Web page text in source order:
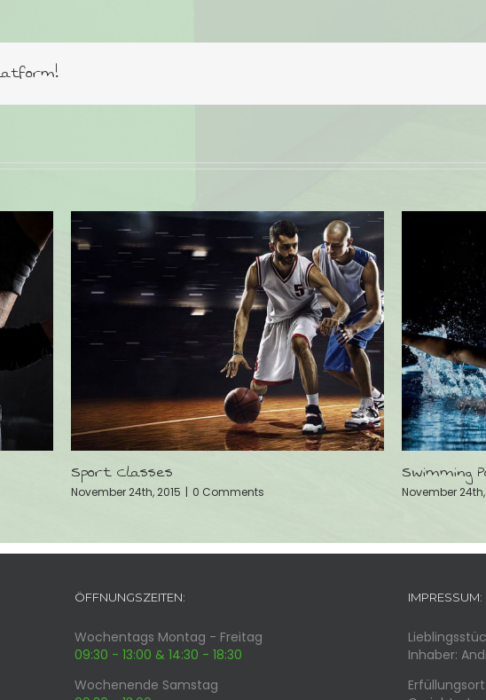
Performance Gym
November 24th, 2015 | 0 Comments
Crossfit
November 24th,
ÖFFNUNGSZEITEN:
Wochentags Montag - Freitag
09:30 - 13:00 & 14:30 - 18:30
Wochenende Samstag
IMPRESSUM:
Inhaber: